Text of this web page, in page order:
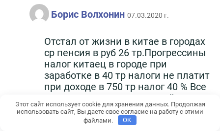
Борис Волхонин 07.03.2020 г.
Отстал от жизни в китае в городах
ср пенсия в руб 26 тр.Прогрессины
налог китаец в городе при
заработке в 40 тр налоги не платит
при доходе в 750 тр налог 40 % Все
эти данные ты можешь найти в
этом издании Летом этого года на
комсомольской кольцевой
Этот сайт использует cookie для хранения данных. Продолжая
использовать сайт, Вы даете свое согласие на работу с этими
файлами.
OK